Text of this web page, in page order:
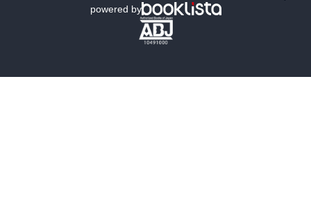
文学
powered by